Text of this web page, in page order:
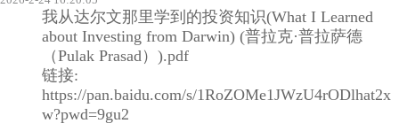
我从达尔文那里学到的投资知识(What I Learned
about Investing from Darwin) (普拉克·普拉萨德
（Pulak Prasad）).pdf
链接:
https://pan.baidu.com/s/1RoZOMe1JWzU4rODlhat2x
w?pwd=9gu2